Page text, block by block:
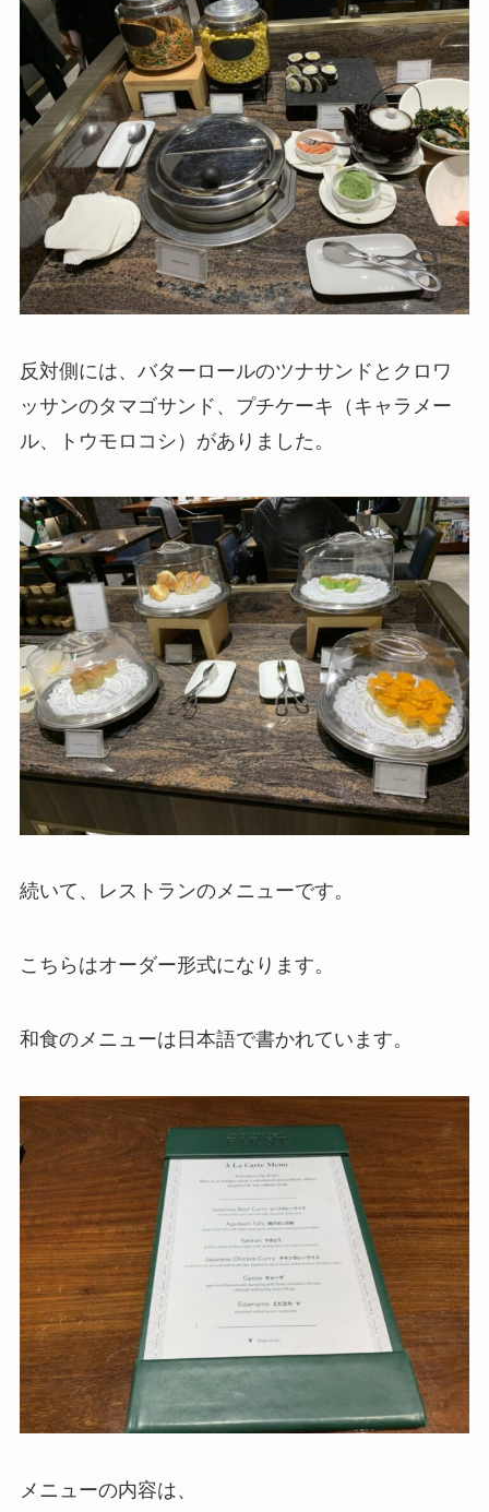
反対側には、バターロールのツナサンドとクロワ
ッサンのタマゴサンド、プチケーキ（キャラメー
ル、トウモロコシ）がありました。
続いて、レストランのメニューです。
こちらはオーダー形式になります。
和食のメニューは日本語で書かれています。
メニューの内容は、